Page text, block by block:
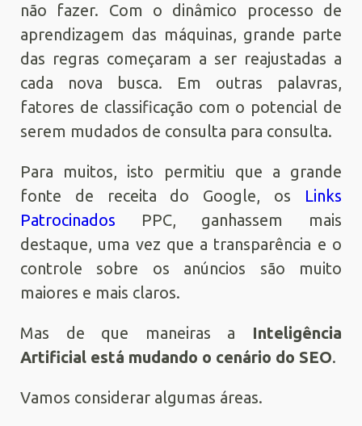
não fazer. Com o dinâmico processo de
aprendizagem das máquinas, grande parte
das regras começaram a ser reajustadas a
cada nova busca. Em outras palavras,
fatores de classificação com o potencial de
serem mudados de consulta para consulta.
Para muitos, isto permitiu que a grande
fonte de receita do Google, os Links
Patrocinados PPC, ganhassem mais
destaque, uma vez que a transparência e o
controle sobre os anúncios são muito
maiores e mais claros.
Mas de que maneiras a Inteligência
Artificial está mudando o cenário do SEO.
Vamos considerar algumas áreas.